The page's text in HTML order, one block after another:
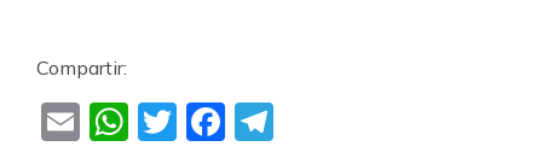
Compartir:
EmailWhatsApp
TwitterFacebook